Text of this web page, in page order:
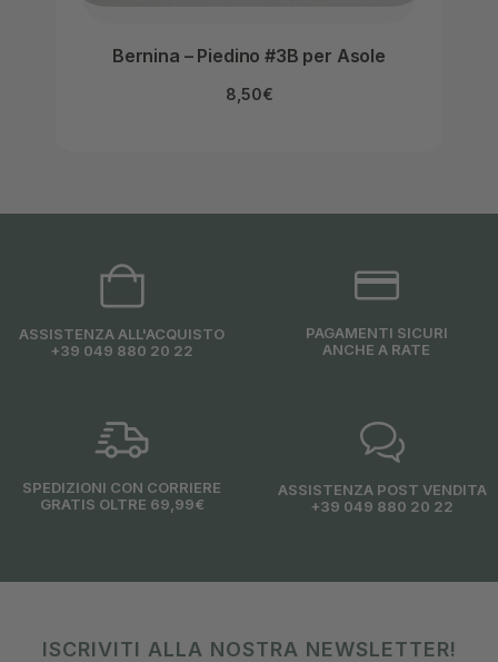
Bernina – Piedino #3B per Asole
8,50€
ASSISTENZA ALL'ACQUISTO
+39 049 880 20 22
PAGAMENTI SICURI
ANCHE A RATE
SPEDIZIONI CON CORRIERE
GRATIS OLTRE 69,99€
ASSISTENZA POST VENDITA
+39 049 880 20 22
ISCRIVITI ALLA NOSTRA NEWSLETTER!